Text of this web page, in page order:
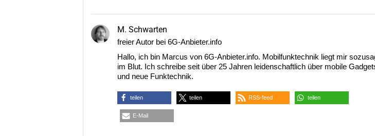
M. Schwarten
freier Autor bei 6G-Anbieter.info
Hallo, ich bin Marcus von 6G-Anbieter.info. Mobilfunktechnik liegt mir
im Blut. Ich schreibe seit über 25 Jahren leidenschaftlich über mobile
und neue Funktechnik.
teilen teilen RSS-feed teilen
E-Mail